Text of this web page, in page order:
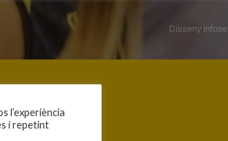
Disseny
l’experiència
i repetint